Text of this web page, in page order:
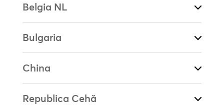
Belgia NL
Bulgaria
China
Republica Cehă